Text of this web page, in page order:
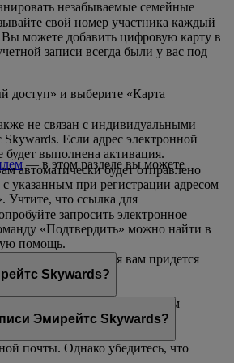
незабываемые семейные
свой номер участника каждый
можете добавить цифровую карту в
записи всегда были у вас под
доступ» и выберите «Карта
— в этом разделе вы можете
не связан с индивидуальными
Skywards. Если адрес электронной
выполнена активация.
автоматически будет отправлено
указанным при регистрации адресом
Учтите, что ссылка для
запросить электронное
«Подтвердить» можно найти в
помощь.
этого изменения вам придется
Skywards?
другим участником
дальнейшей помощи.
Эмирейтс Skywards?
почты. Однако убедитесь, что